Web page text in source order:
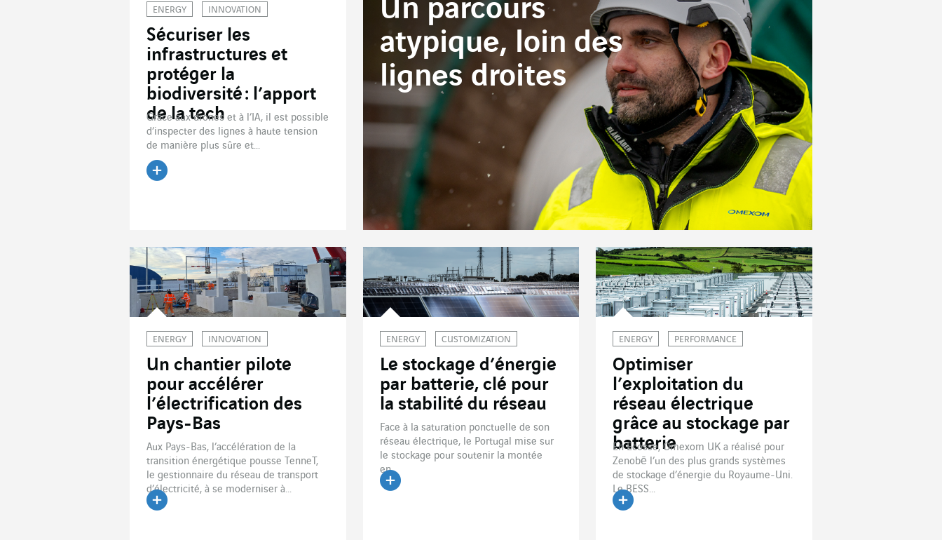
ENERGY INNOVATION
Sécuriser les
infrastructures et
protéger la
biodiversité : l’apport
de la tech
Grâce aux drones et à l’IA, il est possible
d’inspecter des lignes à haute tension
de manière plus sûre et...
Un parcours
atypique, loin des
lignes droites
ENERGY INNOVATION
Un chantier pilote
pour accélérer
l’électrification des
Pays-Bas
Aux Pays-Bas, l’accélération de la
transition énergétique pousse TenneT,
le gestionnaire du réseau de transport
d’électricité, à se moderniser à...
ENERGY CUSTOMIZATION
Le stockage d’énergie
par batterie, clé pour
la stabilité du réseau
Face à la saturation ponctuelle de son
réseau électrique, le Portugal mise sur
le stockage pour soutenir la montée
en...
ENERGY PERFORMANCE
Optimiser
l’exploitation du
réseau électrique
grâce au stockage par
batterie
En Ecosse, Omexom UK a réalisé pour
Zenobē l’un des plus grands systèmes
de stockage d’énergie du Royaume-Uni.
Le BESS...